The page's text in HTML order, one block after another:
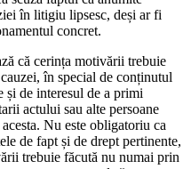
în litigiu lipsesc, deși ar fi
concret.
că cerința motivării trebuie
în special de conținutul
de interesul de a primi
actului sau alte persoane
Nu este obligatoriu ca
de fapt și de drept pertinente,
trebuie făcută nu numai prin